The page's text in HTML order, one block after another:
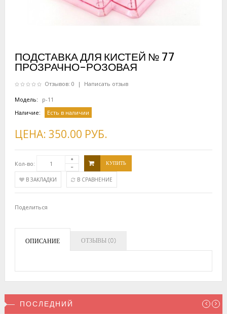
ПОДСТАВКА ДЛЯ КИСТЕЙ № 77
ПРОЗРАЧНО-РОЗОВАЯ
Отзывов: 0 | Написать отзыв
Модель:
р-11
Наличие:
Есть в наличии
ЦЕНА: 350.00 РУБ.
Кол-во: КУПИТЬ
В ЗАКЛАДКИ В СРАВНЕНИЕ
Поделиться
ОПИСАНИЕ ОТЗЫВЫ (0)
ПОСЛЕДНИЙ